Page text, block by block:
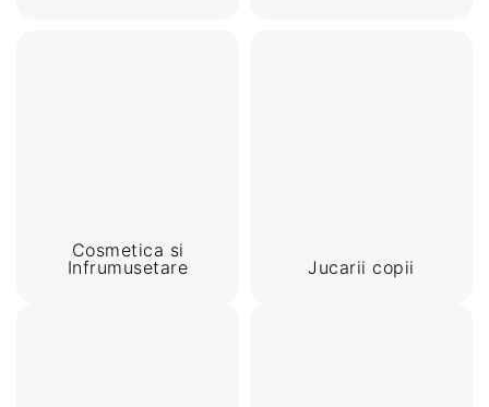
Cosmetica si
Infrumusetare
Jucarii copii